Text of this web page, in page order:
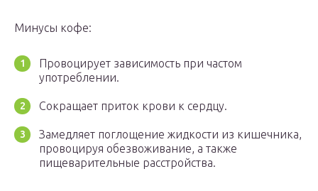
Минусы кофе:
Провоцирует зависимость при частом
употреблении.
Сокращает приток крови к сердцу.
Замедляет поглощение жидкости из кишечника,
провоцируя обезвоживание, а также
пищеварительные расстройства.